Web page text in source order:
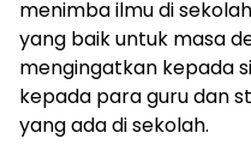
menimba ilmu di
yang baik untuk masa
mengingatkan kepada
kepada para guru dan
yang ada di sekolah.